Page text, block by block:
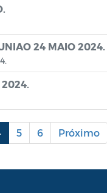
24 MAIO 2024.
5 6 Próximo